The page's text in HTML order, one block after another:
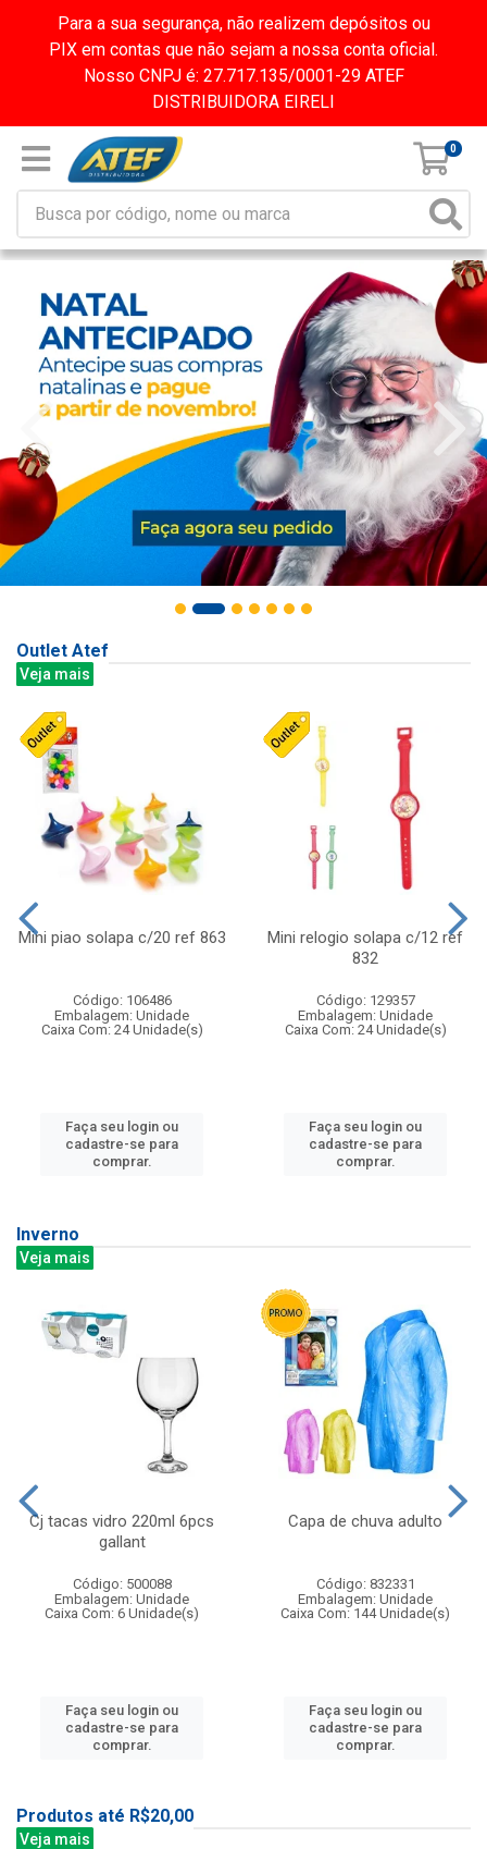
Para a sua segurança, não realizem depósitos ou
PIX em contas que não sejam a nossa conta oficial.
Nosso CNPJ é: 27.717.135/0001-29 ATEF
DISTRIBUIDORA EIRELI
0
Outlet Atef
Veja mais
Mini piao solapa c/20 ref 863
Código: 106486
Embalagem: Unidade
Caixa Com: 24 Unidade(s)
Faça seu login ou
cadastre-se para
comprar.
Mini relogio solapa c/12 ref
832
Código: 129357
Embalagem: Unidade
Caixa Com: 24 Unidade(s)
Faça seu login ou
cadastre-se para
comprar.
Inverno
Veja mais
Cj tacas vidro 220ml 6pcs
gallant
Código: 500088
Embalagem: Unidade
Caixa Com: 6 Unidade(s)
Faça seu login ou
cadastre-se para
comprar.
Capa de chuva adulto
Código: 832331
Embalagem: Unidade
Caixa Com: 144 Unidade(s)
Faça seu login ou
cadastre-se para
comprar.
Produtos até R$20,00
Veja mais